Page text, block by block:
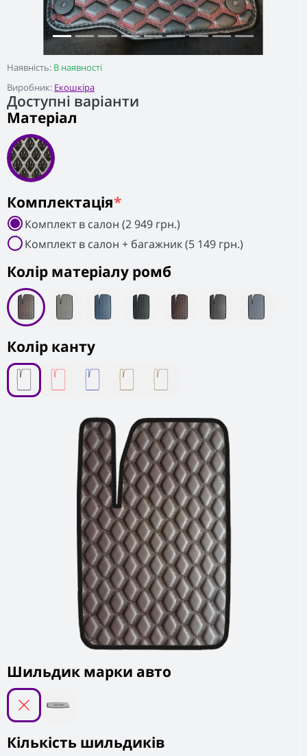
Наявність: В наявності
Виробник: Екошкіра
Доступні варіанти
Матеріал
Колiр матеріалу ромб
Колір канту
Шильдик марки авто
Кількість шильдиків
Комплектація*
Комплект в салон (2 949 грн.)
Комплект в салон + багажник (5 149 грн.)